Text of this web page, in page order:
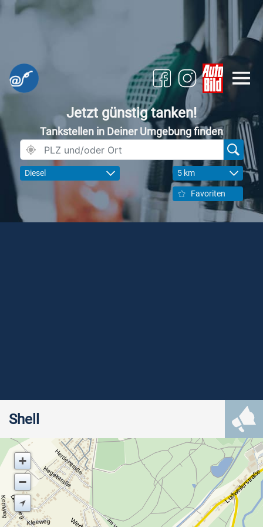
Jetzt günstig tanken!
Tankstellen in Deiner Umgebung finden
Diesel 5 km
Favoriten
Shell
Ludweilerstraße
Kleeweg
Hegelstraße
Distelweg
Kornweg
Herderstraße